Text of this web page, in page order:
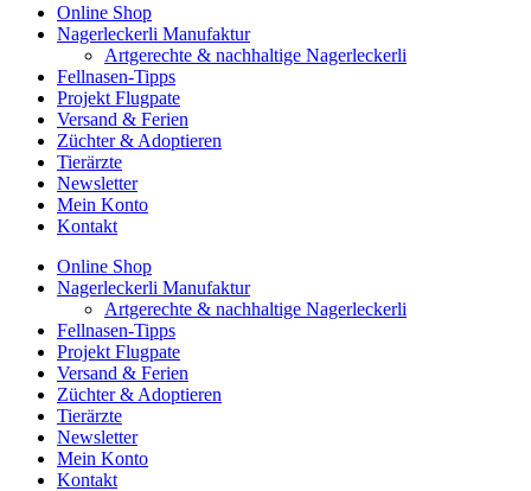
Online Shop
Nagerleckerli Manufaktur
Artgerechte & nachhaltige Nagerleckerli
Fellnasen-Tipps
Projekt Flugpate
Versand & Ferien
Züchter & Adoptieren
Tierärzte
Newsletter
Mein Konto
Kontakt
Online Shop
Nagerleckerli Manufaktur
Artgerechte & nachhaltige Nagerleckerli
Fellnasen-Tipps
Projekt Flugpate
Versand & Ferien
Züchter & Adoptieren
Tierärzte
Newsletter
Mein Konto
Kontakt